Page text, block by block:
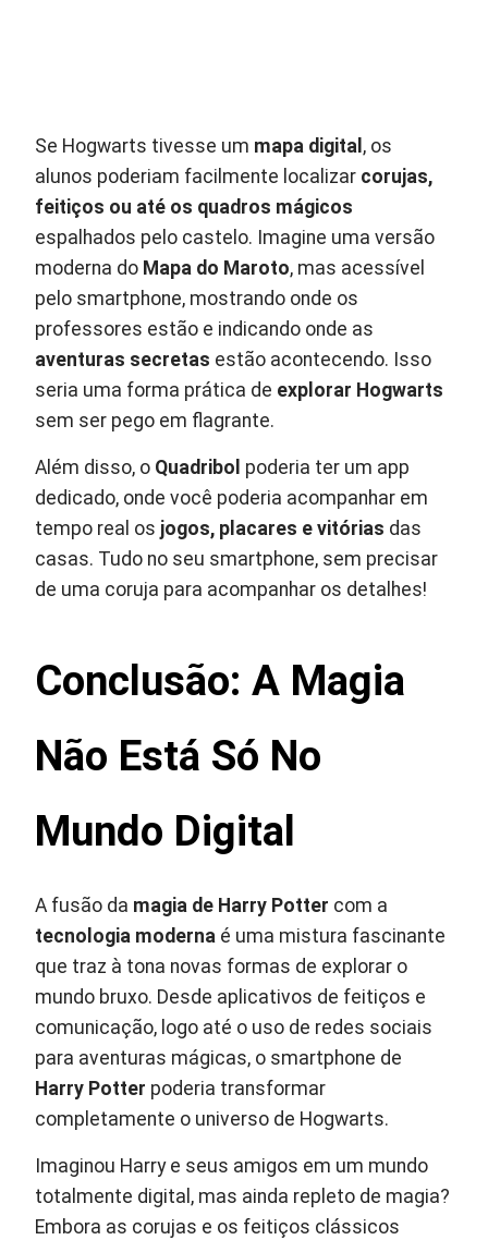
Se Hogwarts tivesse um mapa digital , os
alunos poderiam facilmente localizar corujas,
feitiços ou até os quadros mágicos
espalhados pelo castelo. Imagine uma versão
moderna do Mapa do Maroto, mas acessível
pelo smartphone, mostrando onde os
professores estão e indicando onde as
aventuras secretas estão acontecendo. Isso
seria uma forma prática de explorar Hogwarts
sem ser pego em flagrante.
Além disso, o Quadribol poderia ter um app
dedicado, onde você poderia acompanhar em
tempo real os jogos, placares e vitórias das
casas. Tudo no seu smartphone, sem precisar
de uma coruja para acompanhar os detalhes!
Conclusão: A Magia
Não Está Só No
Mundo Digital
A fusão da magia de Harry Potter com a
tecnologia moderna é uma mistura fascinante
que traz à tona novas formas de explorar o
mundo bruxo. Desde aplicativos de feitiços e
comunicação, logo até o uso de redes sociais
para aventuras mágicas, o smartphone de
Harry Potter poderia transformar
completamente o universo de Hogwarts.
Imaginou Harry e seus amigos em um mundo
totalmente digital, mas ainda repleto de magia?
Embora as corujas e os feitiços clássicos